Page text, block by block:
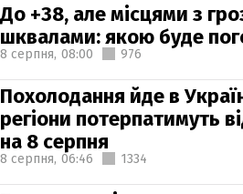
До +38, але місцями з
шквалами: якою буде
8 серпня, 08:00 976
Похолодання йде в
регіони потерпатимуть
на 8 серпня
8 серпня, 06:46 1334